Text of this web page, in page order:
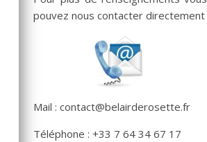
pouvez nous contacter directement
Mail : contact@belairderosette.fr
Téléphone : +33 7 64 34 67 17